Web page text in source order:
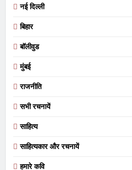
नई दिल्ली
बिहार
बॉलीवुड
मुंबई
राजनीति
सभी रचनायें
साहित्य
साहित्यकार और रचनायें
हमारे कवि